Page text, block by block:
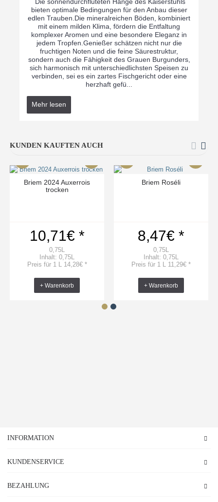
Die sonnendurchfluteten Hänge des Kaiserstuhls
bieten optimale Bedingungen für den Anbau dieser
edlen Trauben.Die mineralreichen Böden, kombiniert
mit einem milden Klima, fördern die Entfaltung
komplexer Aromen und eine besondere Eleganz in
jedem Tropfen.Genießer schätzen nicht nur die
fruchtigen Noten und die feine Säurestruktur,
sondern auch die Fähigkeit des Grauen Burgunders,
sich harmonisch mit unterschiedlichsten Speisen zu
verbinden, sei es ein zartes Fischgericht oder eine
herzhaft gefü...
Mehr lesen
KUNDEN KAUFTEN AUCH
Briem 2024 Auxerrois
trocken
10,71€ *
0,75L
Inhalt: 0,75L
Preis für 1 L 14,28€ *
+ Warenkorb
Briem Roséli
8,47€ *
0,75L
Inhalt: 0,75L
Preis für 1 L 11,29€ *
+ Warenkorb
INFORMATION
KUNDENSERVICE
BEZAHLUNG